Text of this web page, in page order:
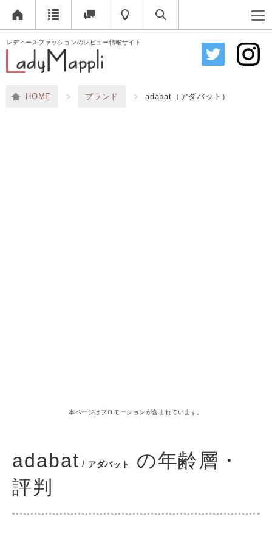
レディースファッションのレビュー情報サイト
HOME ブランド adabat（アダバット）
本ページはプロモーションが含まれています。
adabat / アダバット
の年齢層・
評判